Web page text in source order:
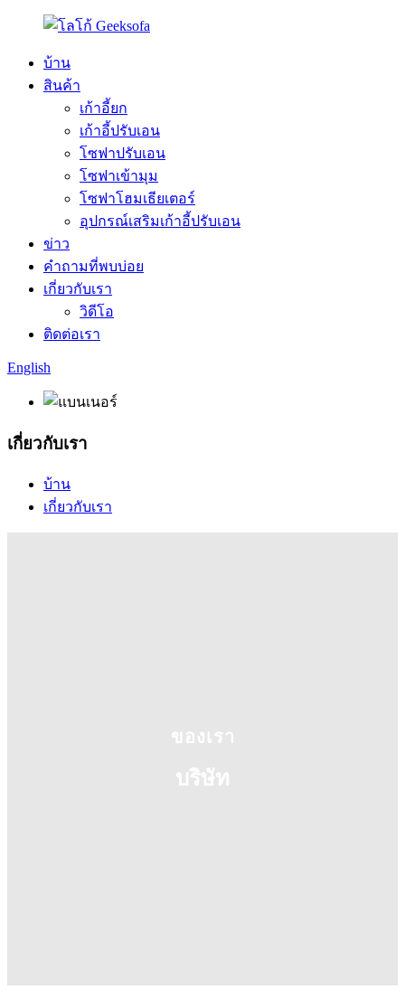
บ้าน
สินค้า
เก้าอี้ยก
เก้าอี้ปรับเอน
โซฟาปรับเอน
โซฟาเข้ามุม
โซฟาโฮมเธียเตอร์
อุปกรณ์เสริมเก้าอี้ปรับเอน
ข่าว
คำถามที่พบบ่อย
เกี่ยวกับเรา
วิดีโอ
ติดต่อเรา
English
เกี่ยวกับเรา
บ้าน
เกี่ยวกับเรา
ของเรา
บริษัท